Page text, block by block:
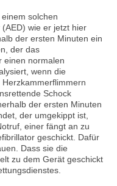
solchen
wie er jetzt hier
der ersten Minuten ein
der das
einen normalen
wenn die
Schock
der ersten Minuten
der umgekippt ist,
einer fängt an zu
geschickt. Dafür
Dass sie die
zu dem Gerät geschickt